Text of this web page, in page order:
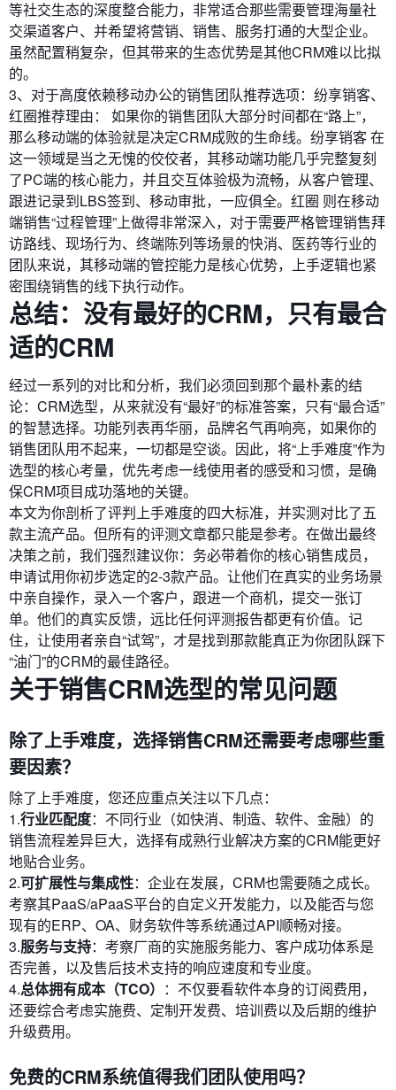
等社交生态的深度整合能力，非常适合那些需要管理海量社
交渠道客户、并希望将营销、销售、服务打通的大型企业。
虽然配置稍复杂，但其带来的生态优势是其他CRM难以比拟
的。
3、对于高度依赖移动办公的销售团队推荐选项：纷享销客、
红圈推荐理由： 如果你的销售团队大部分时间都在“路上”，
那么移动端的体验就是决定CRM成败的生命线。纷享销客 在
这一领域是当之无愧的佼佼者，其移动端功能几乎完整复刻
了PC端的核心能力，并且交互体验极为流畅，从客户管理、
跟进记录到LBS签到、移动审批，一应俱全。红圈 则在移动
端销售“过程管理”上做得非常深入，对于需要严格管理销售拜
访路线、现场行为、终端陈列等场景的快消、医药等行业的
团队来说，其移动端的管控能力是核心优势，上手逻辑也紧
密围绕销售的线下执行动作。
总结：没有最好的CRM，只有最合
适的CRM
经过一系列的对比和分析，我们必须回到那个最朴素的结
论：CRM选型，从来就没有“最好”的标准答案，只有“最合适”
的智慧选择。功能列表再华丽，品牌名气再响亮，如果你的
销售团队用不起来，一切都是空谈。因此，将“上手难度”作为
选型的核心考量，优先考虑一线使用者的感受和习惯，是确
保CRM项目成功落地的关键。
本文为你剖析了评判上手难度的四大标准，并实测对比了五
款主流产品。但所有的评测文章都只能是参考。在做出最终
决策之前，我们强烈建议你：务必带着你的核心销售成员，
申请试用你初步选定的2-3款产品。让他们在真实的业务场景
中亲自操作，录入一个客户，跟进一个商机，提交一张订
单。他们的真实反馈，远比任何评测报告都更有价值。记
住，让使用者亲自“试驾”，才是找到那款能真正为你团队踩下
“油门”的CRM的最佳路径。
关于销售CRM选型的常见问题
除了上手难度，选择销售CRM还需要考虑哪些重
要因素？
除了上手难度，您还应重点关注以下几点：
1.行业匹配度：不同行业（如快消、制造、软件、金融）的
销售流程差异巨大，选择有成熟行业解决方案的CRM能更好
地贴合业务。
2.可扩展性与集成性：企业在发展，CRM也需要随之成长。
考察其PaaS/aPaaS平台的自定义开发能力，以及能否与您
现有的ERP、OA、财务软件等系统通过API顺畅对接。
3.服务与支持：考察厂商的实施服务能力、客户成功体系是
否完善，以及售后技术支持的响应速度和专业度。
4.总体拥有成本（TCO） ：不仅要看软件本身的订阅费用，
还要综合考虑实施费、定制开发费、培训费以及后期的维护
升级费用。
免费的CRM系统值得我们团队使用吗？